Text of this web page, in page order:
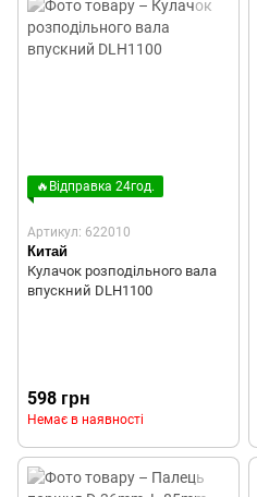
🔥Відправка 24год.
Артикул: 622010
Китай
Кулачок розподільного вала
впускний DLH1100
598 грн
Немає в наявності